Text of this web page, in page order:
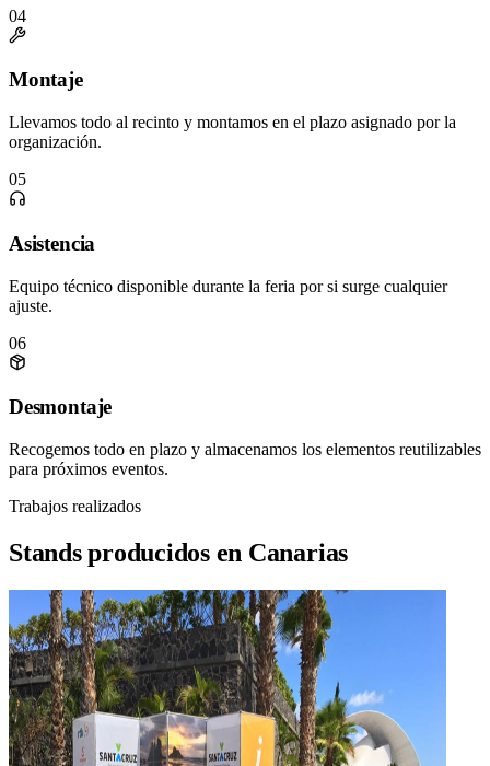
04
Montaje
Llevamos todo al recinto y montamos en el plazo asignado por la
organización.
05
Asistencia
Equipo técnico disponible durante la feria por si surge cualquier
ajuste.
06
Desmontaje
Recogemos todo en plazo y almacenamos los elementos reutilizables
para próximos eventos.
Trabajos realizados
Stands producidos en Canarias